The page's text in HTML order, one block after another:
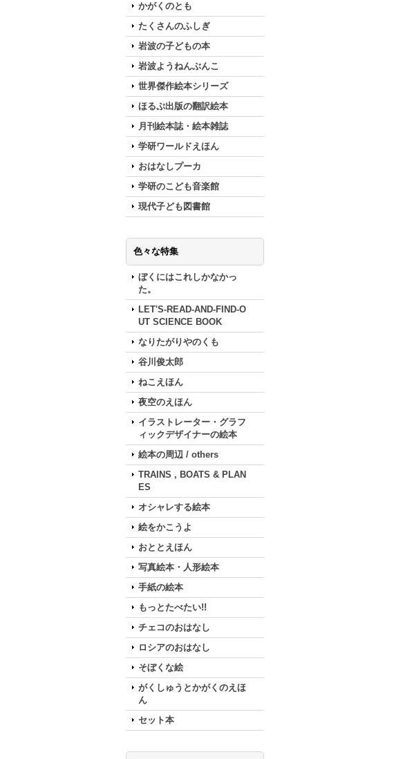
かがくのとも
たくさんのふしぎ
岩波の子どもの本
岩波ようねんぶんこ
世界傑作絵本シリーズ
ほるぷ出版の翻訳絵本
月刊絵本誌・絵本雑誌
学研ワールドえほん
おはなしプーカ
学研のこども音楽館
現代子ども図書館
色々な特集
ぼくにはこれしかなかっ
た。
LET'S-READ-AND-FIND-O
UT SCIENCE BOOK
なりたがりやのくも
谷川俊太郎
ねこえほん
夜空のえほん
イラストレーター・グラフ
ィックデザイナーの絵本
絵本の周辺 / others
TRAINS , BOATS & PLAN
ES
オシャレする絵本
絵をかこうよ
おととえほん
写真絵本・人形絵本
手紙の絵本
もっとたべたい!!
チェコのおはなし
ロシアのおはなし
そぼくな絵
がくしゅうとかがくのえほ
ん
セット本